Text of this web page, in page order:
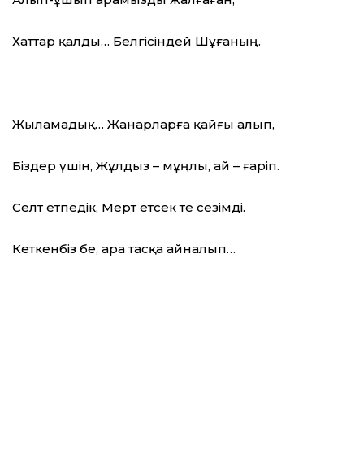
Хаттар қалды… Белгісіндей Шұғаның.
Жыламадық… Жанарларға қайғы алып,
Біздер үшін, Жұлдыз – мұңлы, ай – ғаріп.
Селт етпедік, Мерт етсек те сезімді.
Кеткенбіз бе, Қара тасқа айналып…